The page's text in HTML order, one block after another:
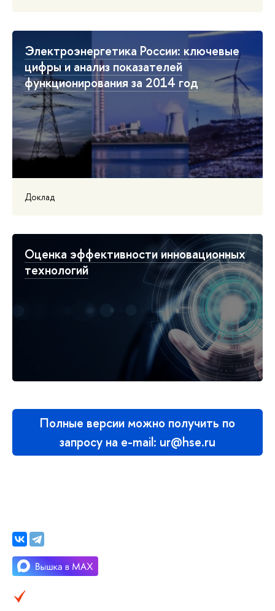
Электроэнергетика России: ключевые
цифры и анализ показателей
функционирования за 2014 год
Доклад
Оценка эффективности инновационных
технологий
Полные версии можно получить по
запросу на e-mail: ur@hse.ru